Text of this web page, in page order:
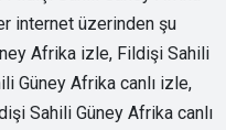
internet üzerinden şu
Afrika izle, Fildişi Sahili
Güney Afrika canlı izle,
Sahili Güney Afrika canlı